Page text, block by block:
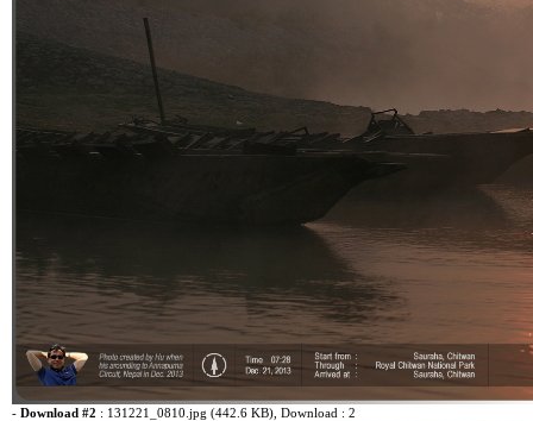
- Download #2 : 131221_0810.jpg (442.6 KB) , Download : 2